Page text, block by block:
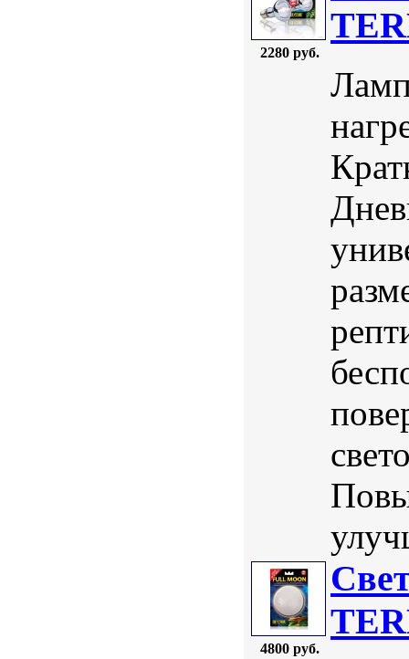
2280 руб.
4800 руб.